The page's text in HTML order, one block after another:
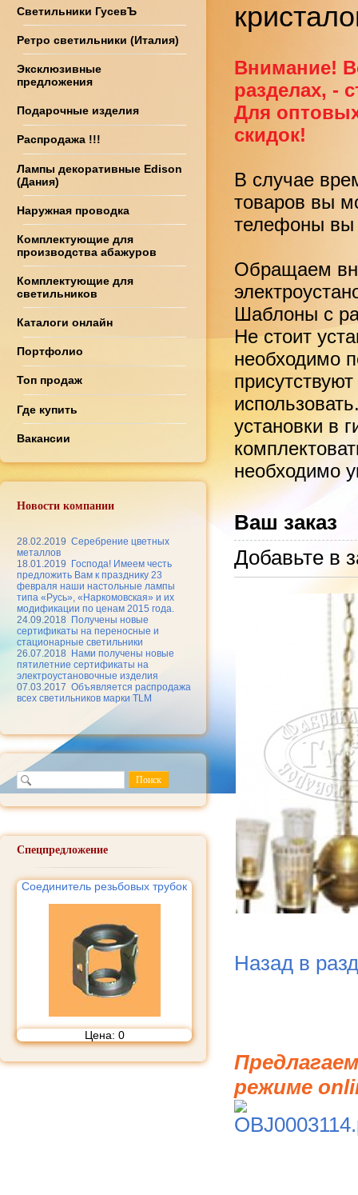
Светильники ГусевЪ
Ретро светильники (Италия)
Эксклюзивные
предложения
Подарочные изделия
Распродажа !!!
Лампы декоративные Edison
(Дания)
Наружная проводка
Комплектующие для
производства абажуров
Комплектующие для
светильников
Каталоги онлайн
Портфолио
Топ продаж
Где купить
Вакансии
Новости компании
28.02.2019 Серебрение цветных
металлов
18.01.2019
Господа! Имеем честь
предложить Вам к празднику 23
февраля наши настольные лампы
типа «Русь», «Наркомовская» и их
модификации по ценам 2015 года.
24.09.2018
Получены новые
сертификаты на переносные и
стационарные светильники
26.07.2018
Нами получены новые
пятилетние сертификаты на
электроустановочные изделия
07.03.2017 Объявляется распродажа
всех светильников марки TLM
Спецпредложение
Соединитель резьбовых трубок
Цена: 0
Внимание!
разделах, -
Для
скидок!
В случае
товаров вы
телефоны вы
Обращаем
Шаблоны с
Не стоит
необходимо
установки в
необходимо
Ваш заказ
Добавьте в
Назад в
режиме